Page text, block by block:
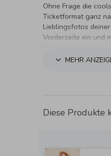
Ohne Frage die
Ticketformat ganz
Lieblingsfotos
Vorderseite ein und
MEHR
Diese Produkte